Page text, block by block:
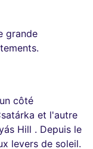
grande
côté
et l'autre
Hill . Depuis le
levers de soleil.